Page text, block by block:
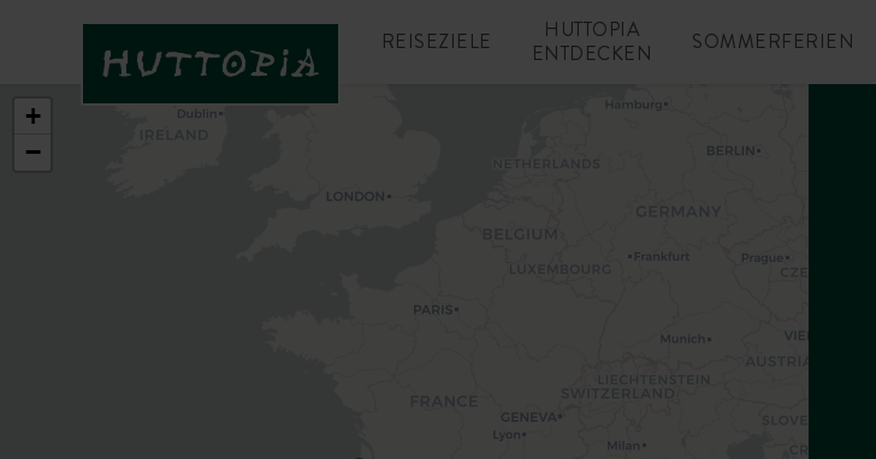
REISEZIELE
HUTTOPIA
ENTDECKEN
SOMMERFERIEN
+
−